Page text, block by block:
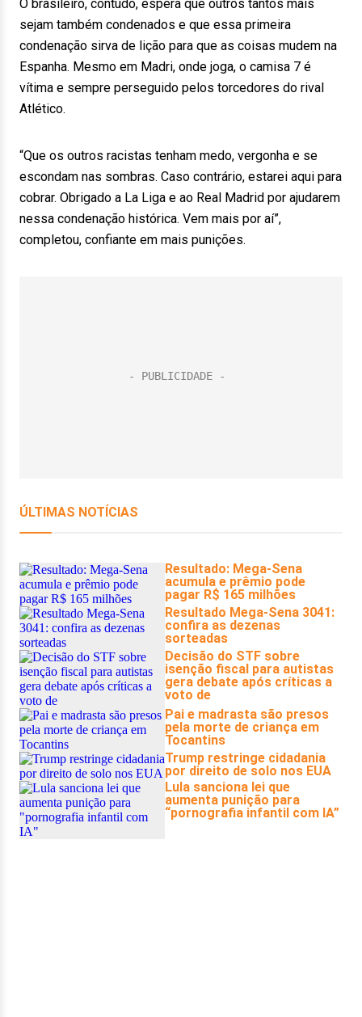
O brasileiro, contudo, espera que outros tantos mais
sejam também condenados e que essa primeira
condenação sirva de lição para que as coisas mudem na
Espanha. Mesmo em Madri, onde joga, o camisa 7 é
vítima e sempre perseguido pelos torcedores do rival
Atlético.
“Que os outros racistas tenham medo, vergonha e se
escondam nas sombras. Caso contrário, estarei aqui para
cobrar. Obrigado a La Liga e ao Real Madrid por ajudarem
nessa condenação histórica. Vem mais por aí”,
completou, confiante em mais punições.